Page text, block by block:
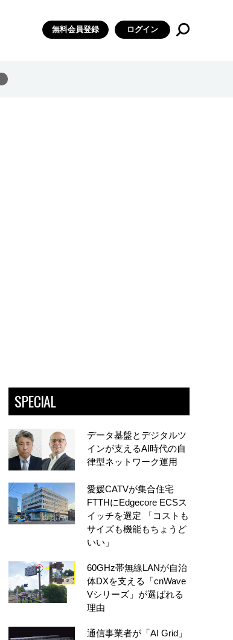
無料会員登録 ログイン
SPECIAL
データ基盤とデジタルツ
インが支えるAI時代の自
律型ネットワーク運用
愛媛CATVが集合住宅
FTTHにEdgecore ECSス
イッチを選定 「コストも
サイズも機能もちょうど
いい」
60GHz帯無線LANが自治
体DXを支える「cnWave
Vシリーズ」が選ばれる
理由
通信事業者が「AI Grid」